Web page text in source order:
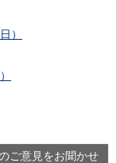
）
ご意見をお聞かせ